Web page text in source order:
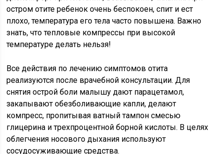
остром отите ребенок очень беспокоен, спит и ест
плохо, температура его тела часто повышена. Важно
знать, что тепловые компрессы при высокой
температуре делать нельзя!
Все действия по лечению симптомов отита
реализуются после врачебной консультации. Для
снятия острой боли малышу дают парацетамол,
закапывают обезболивающие капли, делают
компресс, пропитывая ватный тампон смесью
глицерина и трехпроцентной борной кислоты. В целях
облегчения носового дыхания используют
сосудосуживающие средства.